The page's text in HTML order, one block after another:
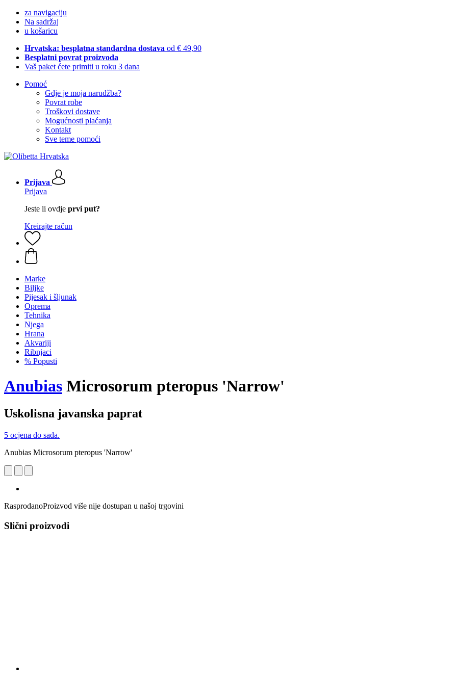
za navigaciju
Na sadržaj
u košaricu
Hrvatska: besplatna standardna dostava od € 49,90
Besplatni povrat proizvoda
Vaš paket ćete primiti u roku 3 dana
Pomoć
Gdje je moja narudžba?
Povrat robe
Troškovi dostave
Mogućnosti plaćanja
Kontakt
Sve teme pomoći
Prijava
Prijava
Jeste li ovdje prvi put?
Kreirajte račun
Marke
Biljke
Pijesak i šljunak
Oprema
Tehnika
Njega
Hrana
Akvariji
Ribnjaci
% Popusti
Anubias Microsorum pteropus 'Narrow'
Uskolisna javanska paprat
5 ocjena do sada.
Anubias Microsorum pteropus 'Narrow'
RasprodanoProizvod više nije dostupan u našoj trgovini
Slični proizvodi